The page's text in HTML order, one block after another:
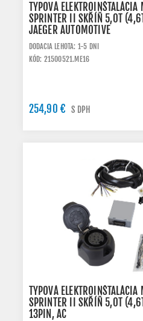
TYPOVÁ ELEKTROINŠTALÁCIA
SPRINTER II SKŘÍŇ 5,0T
JAEGER AUTOMOTIVE
DODACIA LEHOTA: 1-5 DNI
KÓD: 21500521.ME16
254,90 € S DPH
TYPOVÁ ELEKTROINŠTALÁCIA
SPRINTER II SKŘÍŇ 5,0T
13PIN, AC